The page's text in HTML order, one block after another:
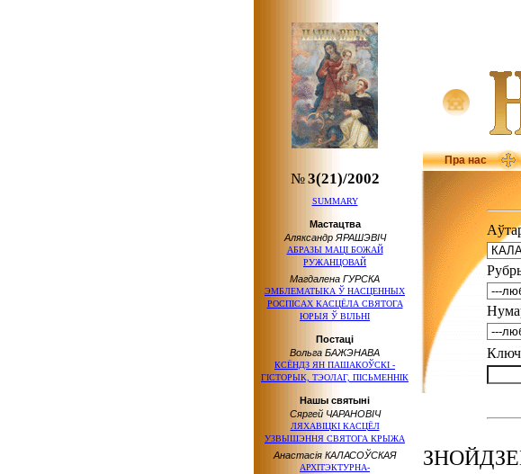
Пра нас
№3(21)/2002
SUMMARY
Мастацтва
Аляксандр ЯРАШЭВІЧ
АБРАЗЫ МАЦІ БОЖАЙ
РУЖАНЦОВАЙ
Магдалена ГУРСКА
ЭМБЛЕМАТЫКА Ў НАСЦЕННЫХ
РОСПІСАХ КАСЦЁЛА СВЯТОГА
ЮРЫЯ Ў ВІЛЬНІ
Постаці
Вольга БАЖЭНАВА
КСЁНДЗ ЯН ПАШАКОЎСКІ -
ГІСТОРЫК, ТЭОЛАГ, ПІСЬМЕННІК
Нашы святыні
Сяргей ЧАРАНОВІЧ
ЛЯХАВІЦКІ КАСЦЁЛ
УЗВЫШЭННЯ СВЯТОГА КРЫЖА
Анастасія КАЛАСОЎСКАЯ
АРХІТЭКТУРНА-